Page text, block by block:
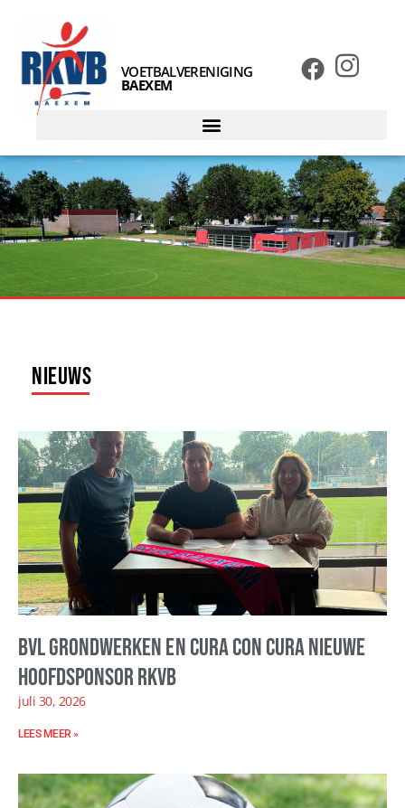
VOETBALVERENIGING
BAEXEM
Nieuws
BVL Grondwerken en Cura con Cura nieuwe
hoofdsponsor RKVB
juli 30, 2026
LEES MEER »